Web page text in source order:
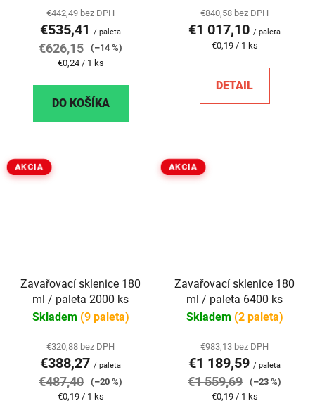
€442,49 bez DPH
€535,41 / paleta
€626,15
(–14 %)
Jednotková
€0,24 / 1 ks
DO KOŠÍKA
€840,58 bez DPH
€1 017,10 / paleta
Jednotková
€0,19 / 1 ks
DETAIL
AKCIA
Zavařovací sklenice 180
ml / paleta 2000 ks
Skladem (9 paleta)
€320,88 bez DPH
€388,27 / paleta
€487,40
(–20 %)
Jednotková
€0,19 / 1 ks
AKCIA
Zavařovací sklenice 180
ml / paleta 6400 ks
Skladem (2 paleta)
€983,13 bez DPH
€1 189,59 / paleta
€1 559,69
(–23 %)
Jednotková
€0,19 / 1 ks